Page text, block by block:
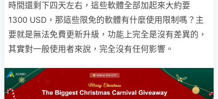
時間還剩下四天左右，這些軟體全部加起來大約要
1300 USD，那這些限免的軟體有什麼使用限制嗎？主
要就是無法免費更新升級，功能上完全是沒有差異的，
其實對一般使用者來說，完全沒有任何影響。